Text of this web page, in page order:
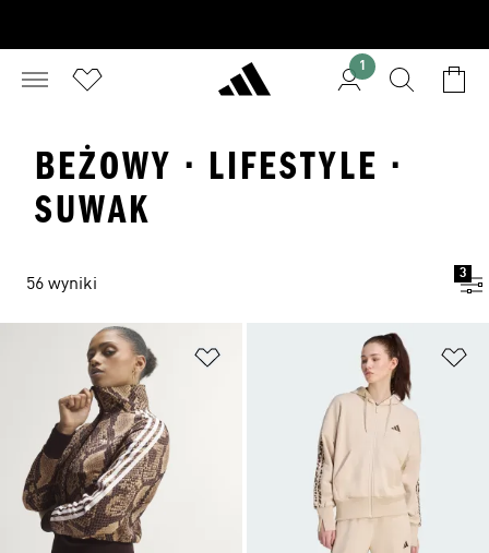
1
BEŻOWY · LIFESTYLE ·
SUWAK
56 wyniki
3
Dodaj do listy życzeń